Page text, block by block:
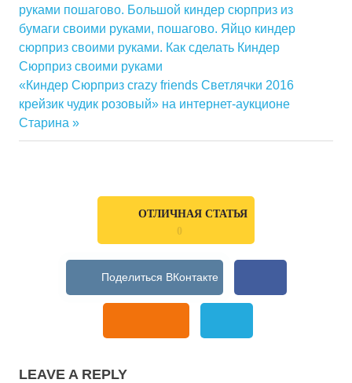
Еда
кругозор
мир
Факты
Шоколад
яйцо
Навигация
по
записям
Post:
руками пошагово. Большой киндер сюрприз из
бумаги своими руками, пошагово. Яйцо киндер
сюрприз своими руками. Как сделать Киндер
Сюрприз своими руками
Next
Post:
«Киндер Сюрприз crazy friends Светлячки 2016
крейзик чудик розовый» на интернет-аукционе
Старина
ОТЛИЧНАЯ СТАТЬЯ
0
LEAVE A REPLY